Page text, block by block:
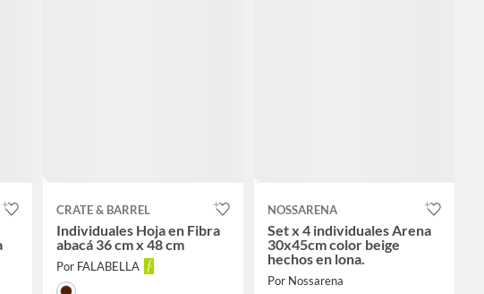
CRATE & BARREL
Individuales Hoja en Fibra
abacá 36 cm x 48 cm
Por FALABELLA
NOSSARENA
Set x 4 individuales Arena
30x45cm color beige
hechos en lona.
Por Nossarena